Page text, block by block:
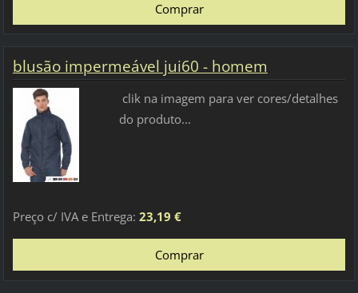
blusão impermeável jui60 - homem
clik na imagem para ver cores/detalhes
do produto...
Preço c/ IVA e Entrega: 23,19 €